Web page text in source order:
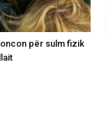
për sulm fizik